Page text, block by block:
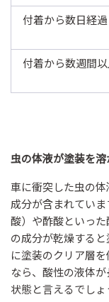
付着から数日経過
付着から数週間
虫の体液が塗装を
車に衝突した虫の
成分が含まれてい
酸）や酢酸といっ
の成分が乾燥する
に塗装のクリア層
なら、酸性の液体
状態と言えるでしょ